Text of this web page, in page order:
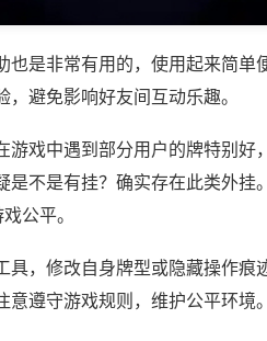
是非常有用的，使用起来简单
避免影响好友间互动乐趣。
戏中遇到部分用户的牌特别好
不是有挂？确实存在此类外挂
公平。
，修改自身牌型或隐藏操作痕
意遵守游戏规则，维护公平环境